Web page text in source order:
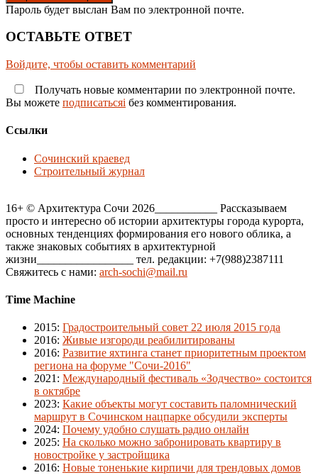
Пароль будет выслан Вам по электронной почте.
ОСТАВЬТЕ ОТВЕТ
Войдите, чтобы оставить комментарий
Получать новые комментарии по электронной почте.
Вы можете подписатьсяi без комментирования.
Ссылки
Сочинский краевед
Строительный журнал
16+ © Архитектура Сочи 2026___________ Рассказываем
просто и интересно об истории архитектуры города курорта,
основных тенденциях формирования его нового облика, а
также знаковых событиях в архитектурной
жизни_________________ тел. редакции: +7(988)2387111
Свяжитесь с нами: arch-sochi@mail.ru
Time Machine
2015: Градостроительный совет 22 июля 2015 года
2016: Живые изгороди реабилитированы
2016: Развитие яхтинга станет приоритетным проектом
региона на форуме "Сочи-2016"
2021 : Международный фестиваль «Зодчество» состоится
в октябре
2023: Какие объекты могут составить паломнический
маршрут в Сочинском нацпарке обсудили эксперты
2024: Почему удобно слушать радио онлайн
2025: На сколько можно забронировать квартиру в
новостройке у застройщика
2016: Новые тоненькие кирпичи для трендовых домов